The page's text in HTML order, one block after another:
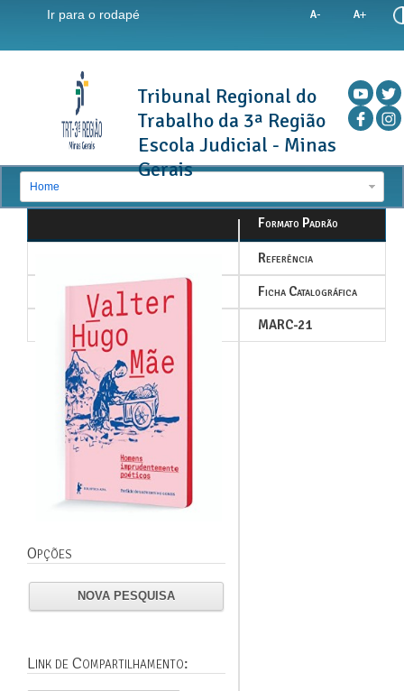
Ir para o rodapé
Tribunal Regional do
Trabalho da 3ª Região
Escola Judicial - Minas
Gerais
Home
Opções
NOVA PESQUISA
Link de Compartilhamento:
Formato Padrão
Referência
Ficha Catalográfica
MARC-21